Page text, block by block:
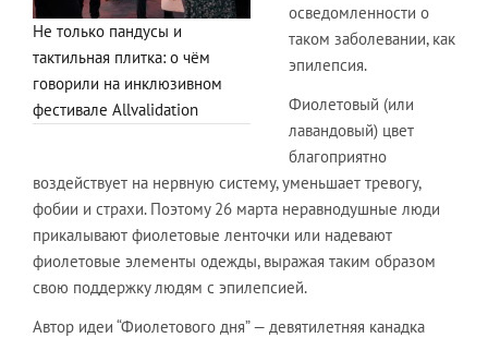
Не только пандусы и
тактильная плитка: о чём
говорили на инклюзивном
фестивале Allvalidation
осведомленности о
таком заболевании, как
эпилепсия.
Фиолетовый (или
лавандовый) цвет
благоприятно
воздействует на нервную систему, уменьшает тревогу,
фобии и страхи. Поэтому 26 марта неравнодушные люди
прикалывают фиолетовые ленточки или надевают
фиолетовые элементы одежды, выражая таким образом
свою поддержку людям с эпилепсией.
Автор идеи “Фиолетового дня” — девятилетняя канадка